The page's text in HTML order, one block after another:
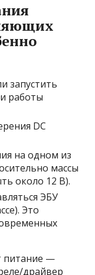
запустить
работы
DC
на одном из
массы
около 12 В).
ЭБУ
Это
питание —
драйвер